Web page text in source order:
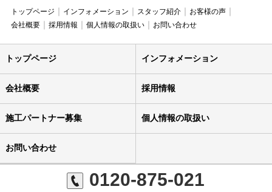
トップページ インフォメーション スタッフ紹介
お客様の声
会社概要
採用情報 個人情報の取扱い お問い合わせ
トップページ インフォメーション
会社概要 採用情報
施工パートナー募集 個人情報の取扱い
お問い合わせ
0120-875-021